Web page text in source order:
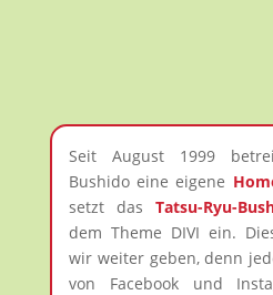
Seit August 1999
Bushido eine eigene
setzt das Tatsu-Ryu-
dem Theme DIVI ein.
wir weiter geben, denn
von Facebook und